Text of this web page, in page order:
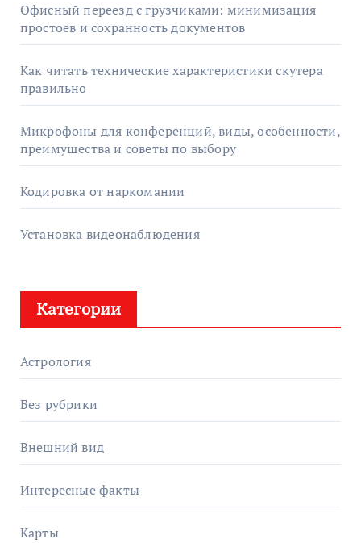
Офисный переезд с грузчиками: минимизация
простоев и сохранность документов
Как читать технические характеристики скутера
правильно
Микрофоны для конференций, виды, особенности,
преимущества и советы по выбору
Кодировка от наркомании
Установка видеонаблюдения
Категории
Астрология
Без рубрики
Внешний вид
Интересные факты
Карты